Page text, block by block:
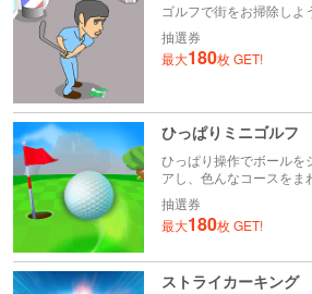
ゴルフで街をお掃除しよ
抽選券
最大180枚 GET!
ひっぱりミニゴルフ
ひっぱり操作でボールを
アし、色んなコースをま
抽選券
最大180枚 GET!
ストライカーキング